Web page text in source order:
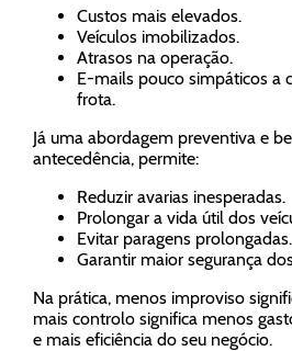
Custos mais elevados.
Veículos imobilizados.
Atrasos na operação.
E-mails pouco simpáticos a
frota.
Já uma abordagem preventiva e
antecedência, permite:
Reduzir avarias inesperadas.
Prolongar a vida útil dos
Evitar paragens prolongadas.
Garantir maior segurança
Na prática, menos improviso
mais controlo significa menos
e mais eficiência do seu negócio.